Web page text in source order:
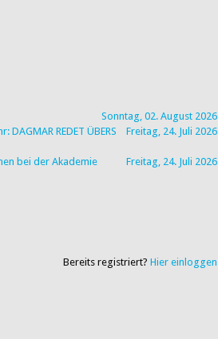
Sonntag, 02. August 2026
Freitag, 24. Juli 2026
REDET ÜBERS
Freitag, 24. Juli 2026
bei der Akademie
Bereits registriert? Hier einloggen